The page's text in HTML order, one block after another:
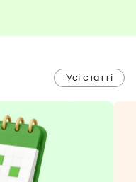
Усі статті